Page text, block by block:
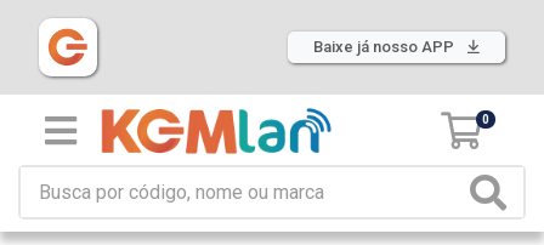
Baixe já nosso APP
0